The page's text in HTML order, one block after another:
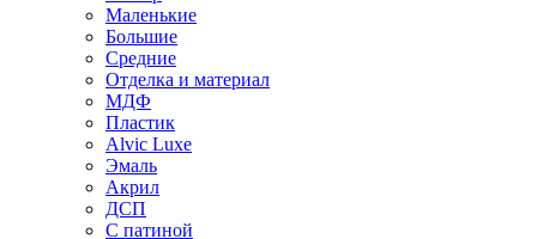
Маленькие
Большие
Средние
Отделка и материал
МДФ
Пластик
Alvic Luxe
Эмаль
Акрил
ДСП
С патиной